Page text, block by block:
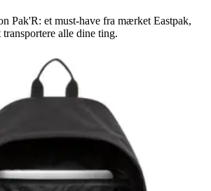
Pak'R: et must-have fra mærket Eastpak,
alle dine ting.